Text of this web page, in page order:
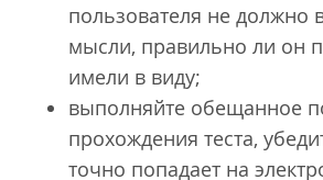
пользователя не должно
мысли, правильно ли он
имели в виду;
выполняйте обещанное
прохождения теста,
точно попадает на